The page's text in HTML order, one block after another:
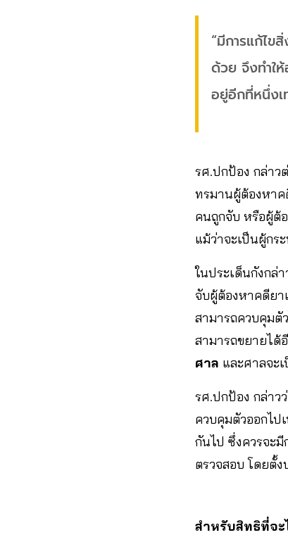
“มีการแก้ไข
ด้วย จึงทำใ
อยู่อีกที่หนึ่งเ
รศ.ปกป้อง กล่าว
ทรมานผู้ต้องหา
คนถูกจับ หรือผู้ต้
แม้ว่าจะเป็นผู้กร
ในประเด็นกังกล่
จับผู้ต้องหาคดียา
สามารถควบคุมตั
สามารถขยายได้
ศาล และศาลจะ
รศ.ปกป้อง กล่าว
ควบคุมตัวออกไป
กันไป ซึ่งควรจะ
ตรวจสอบ โดยตั้ง
สำหรับสิทธิที่จะ